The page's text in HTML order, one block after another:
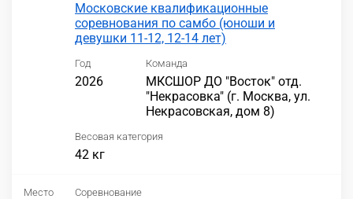
Московские квалификационные
соревнования по самбо (юноши и
девушки 11-12, 12-14 лет)
Год
2026
Команда
МКСШОР ДО "Восток" отд.
"Некрасовка" (г. Москва, ул.
Некрасовская, дом 8)
Весовая категория
42 кг
Место Соревнование